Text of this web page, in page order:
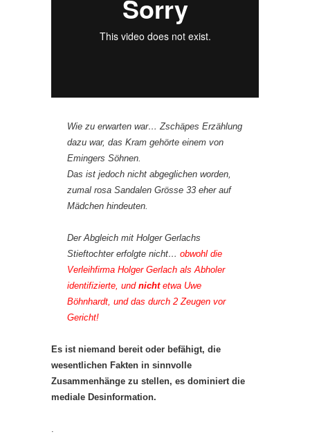
Wie zu erwarten war… Zschäpes Erzählung
dazu war, das Kram gehörte einem von
Emingers Söhnen.
Das ist jedoch nicht abgeglichen worden,
zumal rosa Sandalen Grösse 33 eher auf
Mädchen hindeuten.
Der Abgleich mit Holger Gerlachs
Stieftochter erfolgte nicht… obwohl die
Verleihfirma Holger Gerlach als Abholer
identifizierte, undnichtetwa Uwe
Böhnhardt, und das durch 2 Zeugen vor
Gericht!
Es ist niemand bereit oder befähigt, die
wesentlichen Fakten in sinnvolle
Zusammenhänge zu stellen, es dominiert die
mediale Desinformation.
.